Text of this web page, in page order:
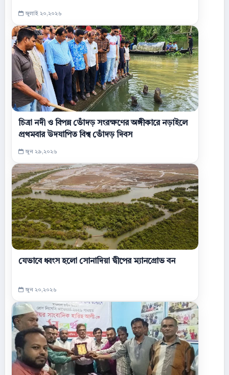
জুলাই ২০,২০২৬
চিত্রা নদী ও বিপন্ন ভোঁদড় সংরক্ষণের অঙ্গীকারে নড়াইলে
প্রথমবার উদযাপিত বিশ্ব ভোঁদড় দিবস
জুন ২৯,২০২৬
যেভাবে ধ্বংস হলো সোনাদিয়া দ্বীপের ম্যানগ্রোভ বন
জুন ২০,২০২৬